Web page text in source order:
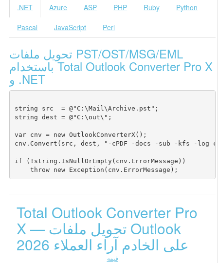
.NET Azure ASP PHP Ruby Python
Pascal JavaScript Perl
تحويل ملفات PST/OST/MSG/EML
باستخدام Total Outlook Converter Pro X
و .NET
string src  = @"C:\Mail\Archive.pst";
string dest = @"C:\out\";
var cnv = new OutlookConverterX();
cnv.Convert(src, dest, "-cPDF -docs -sub -kfs -
if (!string.IsNullOrEmpty(cnv.ErrorMessage))
Total Outlook Converter Pro
X — تحويل ملفات Outlook
على الخادم آراء العملاء 2026
قيمه